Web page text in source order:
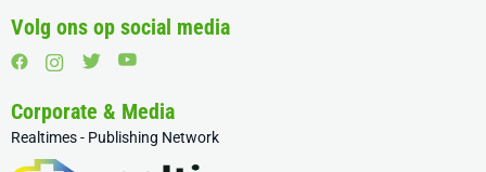
Volg ons op social media
Corporate & Media
Realtimes - Publishing Network